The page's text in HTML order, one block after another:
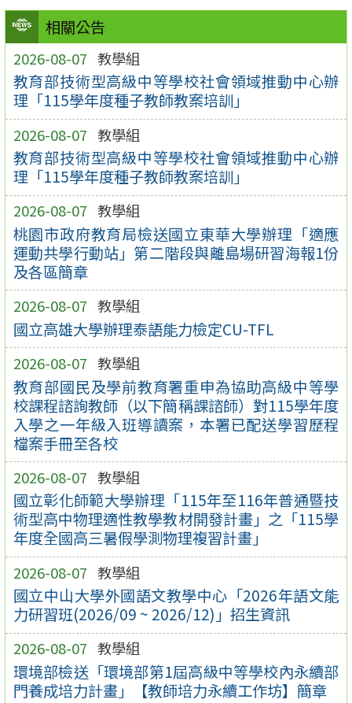
相關公告
2026-08-07 教學組
教育部技術型高級中等學校社會領域推動中心辦
理「115學年度種子教師教案培訓」
2026-08-07 教學組
教育部技術型高級中等學校社會領域推動中心辦
理「115學年度種子教師教案培訓」
2026-08-07 教學組
桃園市政府教育局檢送國立東華大學辦理「適應
運動共學行動站」第二階段與離島場研習海報1份
及各區簡章
2026-08-07 教學組
國立高雄大學辦理泰語能力檢定CU-TFL
2026-08-07 教學組
教育部國民及學前教育署重申為協助高級中等學
校課程諮詢教師（以下簡稱課諮師）對115學年度
入學之一年級入班導讀案，本署已配送學習歷程
檔案手冊至各校
2026-08-07 教學組
國立彰化師範大學辦理「115年至116年普通暨技
術型高中物理適性教學教材開發計畫」之「115學
年度全國高三暑假學測物理複習計畫」
2026-08-07 教學組
國立中山大學外國語文教學中心「2026年語文能
力研習班(2026/09 ~ 2026/12)」招生資訊
2026-08-07 教學組
環境部檢送「環境部第1屆高級中等學校內永續部
門養成培力計畫」【教師培力永續工作坊】簡章